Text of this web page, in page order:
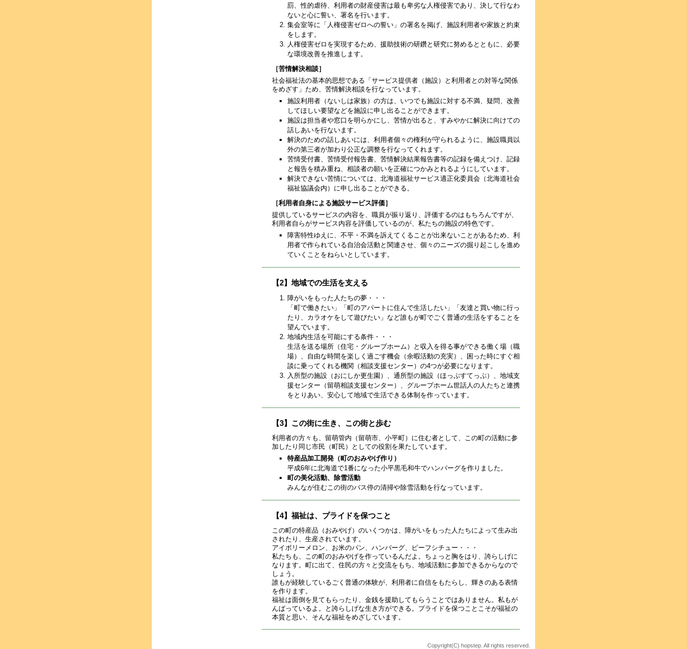
罰、性的虐待、利用者の財産侵害は最も卑劣な人権侵害であり、決して行なわ
ないと心に誓い、署名を行います。
集会室等に「人権侵害ゼロへの誓い」の署名を掲げ、施設利用者や家族と約束
をします。
人権侵害ゼロを実現するため、援助技術の研鑽と研究に努めるとともに、必要
な環境改善を推進します。
［苦情解決相談］
社会福祉法の基本的思想である「サービス提供者（施設）と利用者との対等な関係
をめざす」ため、苦情解決相談を行なっています。
施設利用者（ないしは家族）の方は、いつでも施設に対する不満、疑問、改善
してほしい要望などを施設に申し出ることができます。
施設は担当者や窓口を明らかにし、苦情が出ると、すみやかに解決に向けての
話しあいを行ないます。
解決のための話しあいには、利用者個々の権利が守られるように、施設職員以
外の第三者が加わり公正な調整を行なってくれます。
苦情受付書、苦情受付報告書、苦情解決結果報告書等の記録を備えつけ、記録
と報告を積み重ね、相談者の願いを正確につかみとれるようにしています。
解決できない苦情については、北海道福祉サービス適正化委員会（北海道社会
福祉協議会内）に申し出ることができる。
［利用者自身による施設サービス評価］
提供しているサービスの内容を、職員が振り返り、評価するのはもちろんですが、
利用者自らがサービス内容を評価しているのが、私たちの施設の特色です。
障害特性ゆえに、不平・不満を訴えてくることが出来ないことがあるため、利
用者で作られている自治会活動と関連させ、個々のニーズの掘り起こしを進め
ていくことをねらいとしています。
【2】地域での生活を支える
障がいをもった人たちの夢・・・
「町で働きたい」「町のアパートに住んで生活したい」「友達と買い物に行っ
たり、カラオケをして遊びたい」など誰もが町でごく普通の生活をすることを
望んでいます。
地域内生活を可能にする条件・・・
生活を送る場所（住宅・グループホーム）と収入を得る事ができる働く場（職
場）、自由な時間を楽しく過ごす機会（余暇活動の充実）、困った時にすぐ相
談に乗ってくれる機関（相談支援センター）の4つが必要になります。
入所型の施設（おにしか更生園）、通所型の施設（ほっぷすてっぷ）、地域支
援センター（留萌相談支援センター）、グループホーム世話人の人たちと連携
をとりあい、安心して地域で生活できる体制を作っています。
【3】この街に生き、この街と歩む
利用者の方々も、留萌管内（留萌市、小平町）に住む者として、この町の活動に参
加したり同じ市民（町民）としての役割を果たしています。
特産品加工開発（町のおみやげ作り）
平成6年に北海道で1番になった小平黒毛和牛でハンバーグを作りました。
町の美化活動、除雪活動
みんなが住むこの街のバス停の清掃や除雪活動を行なっています。
【4】福祉は、プライドを保つこと
この町の特産品（おみやげ）のいくつかは、障がいをもった人たちによって生み出
されたり、生産されています。
アイボリーメロン、お米のパン、ハンバーグ、ビーフシチュー・・・
私たちも、この町のおみやげを作っているんだよ。ちょっと胸をはり、誇らしげに
なります。町に出て、住民の方々と交流をもち、地域活動に参加できるからなので
しょう。
誰もが経験しているごく普通の体験が、利用者に自信をもたらし、輝きのある表情
を作ります。
福祉は面倒を見てもらったり、金銭を援助してもらうことではありません。私もが
んばっているよ。と誇らしげな生き方ができる。プライドを保つことこそが福祉の
本質と思い、そんな福祉をめざしています。
Copyright(C) hopstep. All rights reserved.